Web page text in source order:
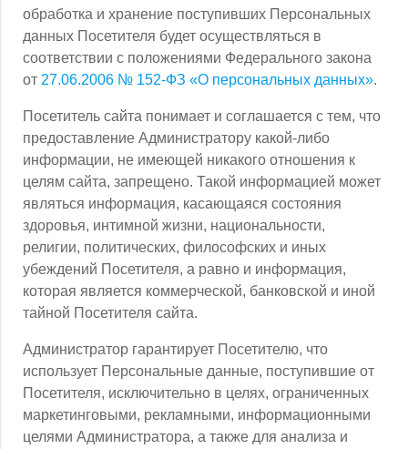
обработка и хранение поступивших Персональных
данных Посетителя будет осуществляться в
соответствии с положениями Федерального закона
от 27.06.2006 № 152-ФЗ «О персональных данных».
Посетитель сайта понимает и соглашается с тем, что
предоставление Администратору какой-либо
информации, не имеющей никакого отношения к
целям сайта, запрещено. Такой информацией может
являться информация, касающаяся состояния
здоровья, интимной жизни, национальности,
религии, политических, философских и иных
убеждений Посетителя, а равно и информация,
которая является коммерческой, банковской и иной
тайной Посетителя сайта.
Администратор гарантирует Посетителю, что
использует Персональные данные, поступившие от
Посетителя, исключительно в целях, ограниченных
маркетинговыми, рекламными, информационными
целями Администратора, а также для анализа и